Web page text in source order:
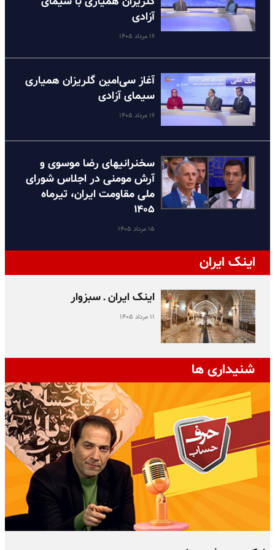
آزادی
۱۶ مرداد ۱۴۰۵
آغاز سی‌امین گلریزان همیاری
سیمای آزادی
۱۶ مرداد ۱۴۰۵
سخنرانیهای رضا موسوی و
آرش مومنی در اجلاس شورای
ملی مقاومت ایران، تیرماه
۱۴۰۵
۱۵ مرداد ۱۴۰۵
اینک ایران
اینک ایران ـ سبزوار
۱۱ مرداد ۱۴۰۵
شنیداری ها